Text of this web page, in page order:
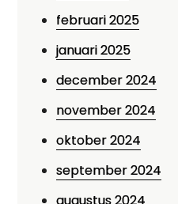
februari 2025
januari 2025
december 2024
november 2024
oktober 2024
september 2024